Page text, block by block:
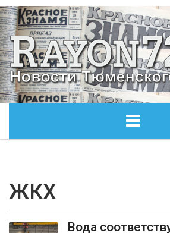
ОБЩЕСТВО
ЭКОНОМИКА
ЖКХ
Вода